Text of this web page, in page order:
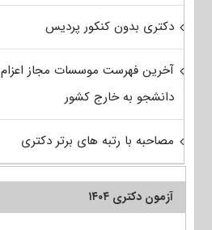
دکتری بدون کنکور پردیس
آخرین فهرست موسسات مجاز اعزام
دانشجو به خارج کشور
مصاحبه با رتبه های برتر دکتری
آزمون دکتری ۱۴۰۴